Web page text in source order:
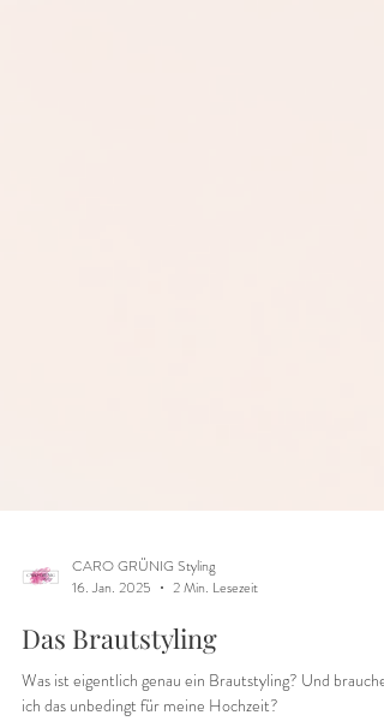
CARO GRÜNIG Styling
16. Jan. 2025
2 Min. Lesezeit
Das Brautstyling